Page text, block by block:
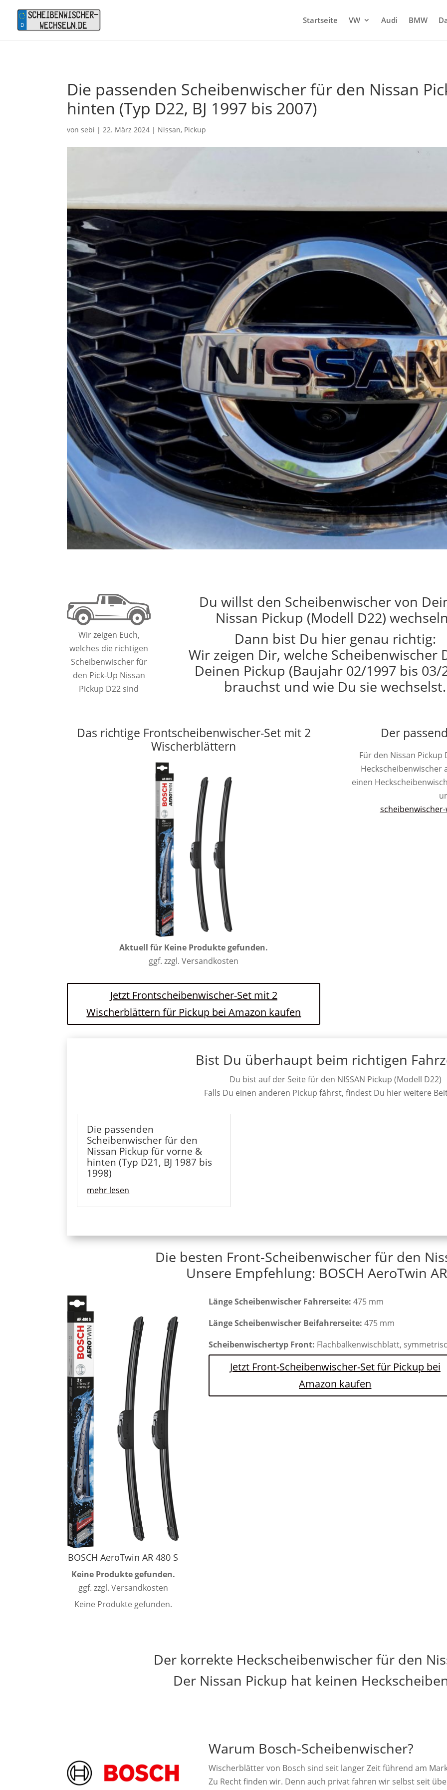
Startseite VW Audi BMW
Die passenden Scheibenwischer für den Nissan
hinten (Typ D22, BJ 1997 bis 2007)
vonsebi | 22. März 2024 | Nissan, Pickup
Wir zeigen Euch,
welches die richtigen
Scheibenwischer für
den Pick-Up Nissan
Pickup D22 sind
Du willst den Scheibenwischer von
Nissan Pickup (Modell D22)
Dann bist Du hier genau richtig:
Wir zeigen Dir, welche Scheibenwischer
Deinen Pickup (Baujahr 02/1997 bis 03/
brauchst und wie Du sie wechselst.
Das richtige Frontscheibenwischer-Set mit 2
Wischerblättern
Aktuell für Keine Produkte gefunden.
ggf. zzgl. Versandkosten
Jetzt Frontscheibenwischer-Set mit 2
Wischerblättern für Pickup bei Amazon kaufen
Der
Für den Nissan
Heckscheibenwischer
einen
Bist Du überhaupt beim richtigen
Du bist auf der Seite für den NISSAN Pickup (Modell D22)
Falls Du einen anderen Pickup fährst, findest Du hier weitere
Die passenden
Scheibenwischer für den
Nissan Pickup für vorne &
hinten (Typ D21, BJ 1987 bis
1998)
mehr lesen
Die besten Front-Scheibenwischer für den
Unsere Empfehlung: BOSCH AeroTwin
BOSCH AeroTwin AR 480 S
Keine Produkte gefunden.
ggf. zzgl. Versandkosten
Keine Produkte gefunden.
Länge Scheibenwischer Fahrerseite: 475 mm
Länge Scheibenwischer Beifahrerseite: 475 mm
Scheibenwischertyp Front: Flachbalkenwischblatt,
Jetzt Front-Scheibenwischer-Set für Pickup bei
Amazon kaufen
Der korrekte Heckscheibenwischer für den
Der Nissan Pickup hat keinen
Warum Bosch-Scheibenwischer?
Wischerblätter von Bosch sind seit langer Zeit führend am
Zu Recht finden wir. Denn auch privat fahren wir selbst seit